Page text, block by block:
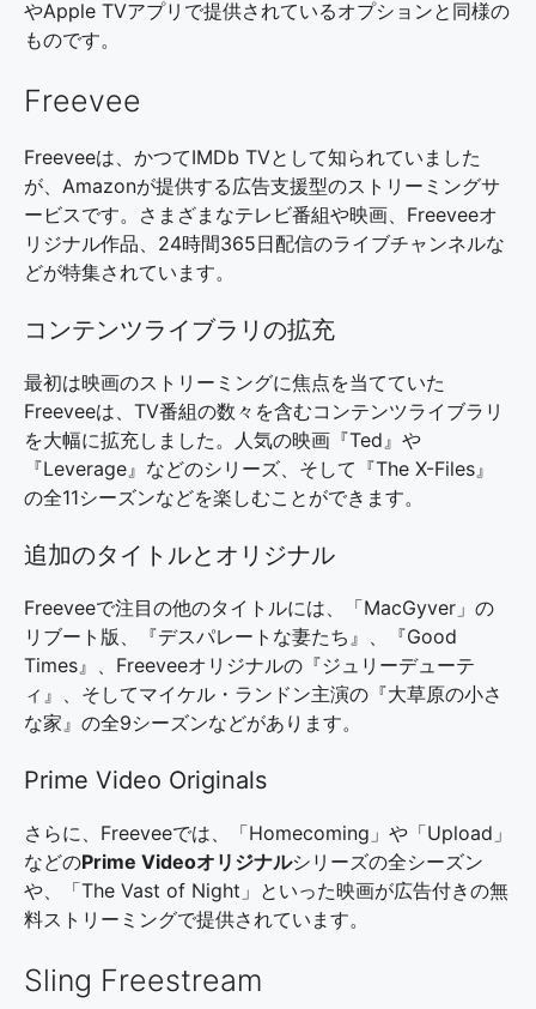
やApple TVアプリで提供されているオプションと同様の
ものです。
Freevee
Freeveeは、かつてIMDb TVとして知られていました
が、Amazonが提供する広告支援型のストリーミングサ
ービスです。さまざまなテレビ番組や映画、Freeveeオ
リジナル作品、24時間365日配信のライブチャンネルな
どが特集されています。
コンテンツライブラリの拡充
最初は映画のストリーミングに焦点を当てていた
Freeveeは、TV番組の数々を含むコンテンツライブラリ
を大幅に拡充しました。人気の映画『Ted』や
『Leverage』などのシリーズ、そして『The X-Files』
の全11シーズンなどを楽しむことができます。
追加のタイトルとオリジナル
Freeveeで注目の他のタイトルには、「MacGyver」の
リブート版、『デスパレートな妻たち』、『Good
Times』、Freeveeオリジナルの『ジュリーデューテ
ィ』、そしてマイケル・ランドン主演の『大草原の小さ
な家』の全9シーズンなどがあります。
Prime Video Originals
さらに、Freeveeでは、「Homecoming」や「Upload」
などのPrime Videoオリジナルシリーズの全シーズン
や、「The Vast of Night」といった映画が広告付きの無
料ストリーミングで提供されています。
Sling Freestream